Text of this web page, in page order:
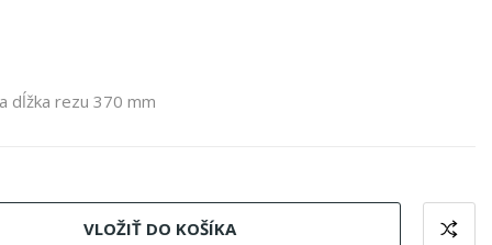
dĺžka rezu 370 mm
VLOŽIŤ DO KOŠÍKA